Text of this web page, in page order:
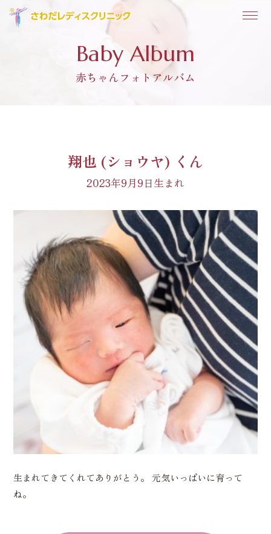
Baby Album
赤ちゃんフォトアルバム
翔也 (ショウヤ) くん
2023年9月9日生まれ
生まれてきてくれてありがとう。 元気いっぱいに育って
ね。